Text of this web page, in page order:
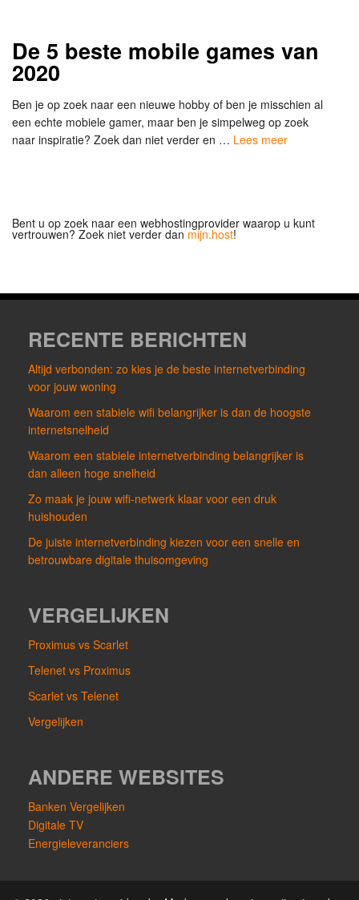
De 5 beste mobile games van
2020
Ben je op zoek naar een nieuwe hobby of ben je misschien al
een echte mobiele gamer, maar ben je simpelweg op zoek
naar inspiratie? Zoek dan niet verder en … Lees meer
Bent u op zoek naar een webhostingprovider waarop u kunt
vertrouwen? Zoek niet verder dan mijn.host!
RECENTE BERICHTEN
Altijd verbonden: zo kies je de beste internetverbinding
voor jouw woning
Waarom een stabiele wifi belangrijker is dan de hoogste
internetsnelheid
Waarom een stabiele internetverbinding belangrijker is
dan alleen hoge snelheid
Zo maak je jouw wifi-netwerk klaar voor een druk
huishouden
De juiste internetverbinding kiezen voor een snelle en
betrouwbare digitale thuisomgeving
VERGELIJKEN
Proximus vs Scarlet
Telenet vs Proximus
Scarlet vs Telenet
Vergelijken
ANDERE WEBSITES
Banken Vergelijken
Digitale TV
Energieleveranciers